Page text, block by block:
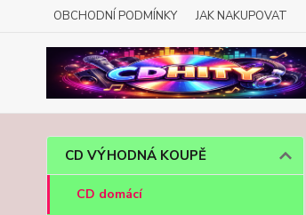
OBCHODNÍ PODMÍNKY JAK NAKUPOVAT
CD VÝHODNÁ KOUPĚ
CD domácí